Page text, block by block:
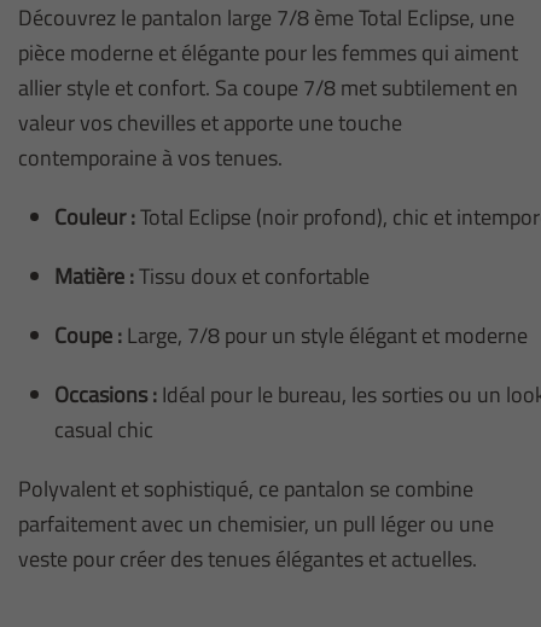
Découvrez le pantalon large 7/8 ème Total Eclipse, une
pièce moderne et élégante pour les femmes qui aiment
allier style et confort. Sa coupe 7/8 met subtilement en
valeur vos chevilles et apporte une touche
contemporaine à vos tenues.
Couleur :Total Eclipse (noir profond), chic et
Matière :Tissu doux et confortable
Coupe :Large, 7/8 pour un style élégant et moderne
Occasions :Idéal pour le bureau, les sorties ou un
casual chic
Polyvalent et sophistiqué, ce pantalon se combine
parfaitement avec un chemisier, un pull léger ou une
veste pour créer des tenues élégantes et actuelles.